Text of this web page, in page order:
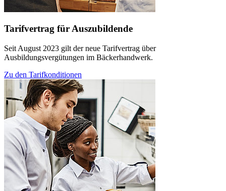
Tarifvertrag für Auszubildende
Seit August 2023 gilt der neue Tarifvertrag über
Ausbildungsvergütungen im Bäckerhandwerk.
Zu den Tarifkonditionen